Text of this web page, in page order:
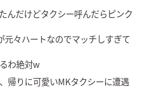
んだけどタクシー呼んだらピンク
元々ハートなのでマッチしすぎて
わ絶対w
帰りに可愛いMKタクシーに遭遇